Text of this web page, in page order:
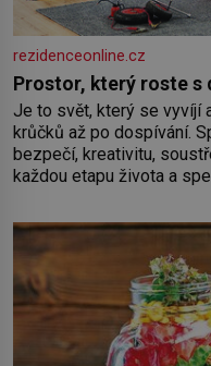
rezidenceonline.cz
Prostor, který roste s
Je to svět, který se vyvíjí
krůčků až po dospívání.
bezpečí, kreativitu,
každou etapu života a
by pokoj miminka měl
Předškolní věk je